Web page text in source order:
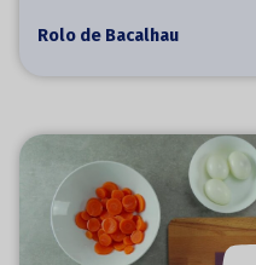
Rolo de Bacalhau